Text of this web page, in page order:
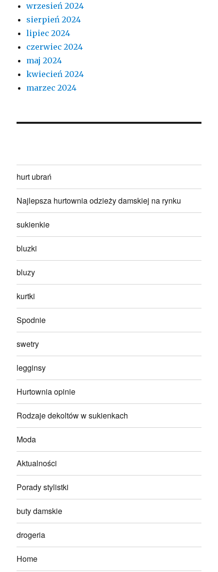
wrzesień 2024
sierpień 2024
lipiec 2024
czerwiec 2024
maj 2024
kwiecień 2024
marzec 2024
hurt ubrań
Najlepsza hurtownia odzieży damskiej na rynku
sukienkie
bluzki
bluzy
kurtki
Spodnie
swetry
legginsy
Hurtownia opinie
Rodzaje dekoltów w sukienkach
Moda
Aktualności
Porady stylistki
buty damskie
drogeria
Home